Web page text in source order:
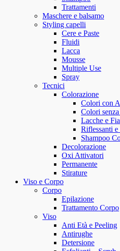
Trattamenti
Maschere e balsamo
Styling capelli
Cere e Paste
Fluidi
Lacca
Mousse
Multiple Use
Spray
Tecnici
Colorazione
Colori con
Colori
Lacche e
Riflessanti e
Shampoo
Decolorazione
Oxi Attivatori
Permanente
Stirature
Viso e Corpo
Corpo
Epilazione
Trattamento Corpo
Viso
Anti Età e Peeling
Antirughe
Detersione